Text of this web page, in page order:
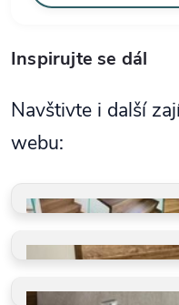
Inspirujte se dál
Navštivte i další
webu:
Schody, koupelny,
Takto je děláme v